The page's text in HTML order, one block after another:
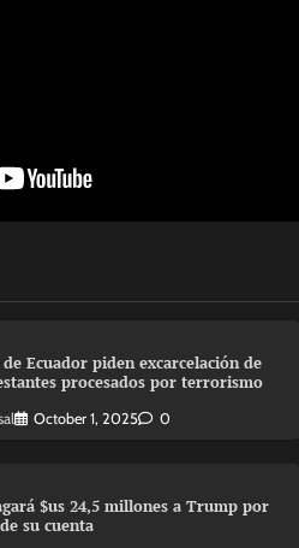
Ecuador piden excarcelación de
procesados por terrorismo
October 1, 2025 0
$us 24,5 millones a Trump por
su cuenta